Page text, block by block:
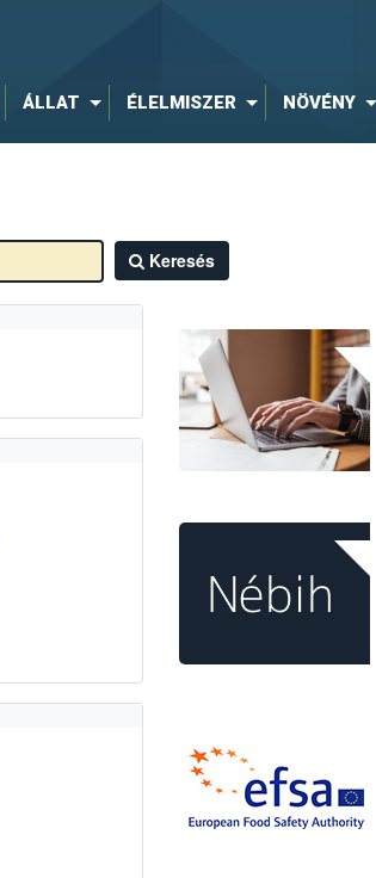
ÁLLAT ÉLELMISZER NÖVÉNY
Keresés